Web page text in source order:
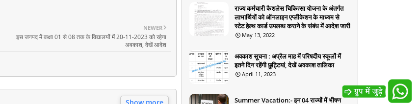
NEWER
इस जनपद में कक्षा 01 से 08 तक के विद्यालयों में 20-11-2023 को रहेगा
अवकाश, देखें आदेश
Show more
राज्य कर्मचारी कैशलेस चिकित्सा योजना के अंतर्गत
लाभार्थियों को ऑनलाइन एप्लीकेशन के माध्यम से
स्टेट हेल्थ कार्ड उपलब्ध कराने के संबंध में आदेश जारी
May 13, 2022
अवकाश सूचना : अप्रैल माह में परिषदीय स्कूलों में
इतने दिन रहेंगी छुट्टियां, देखें अवकाश तालिका
April 11, 2023
Summer Vacation:- इन 04 राज्यों में भीषण